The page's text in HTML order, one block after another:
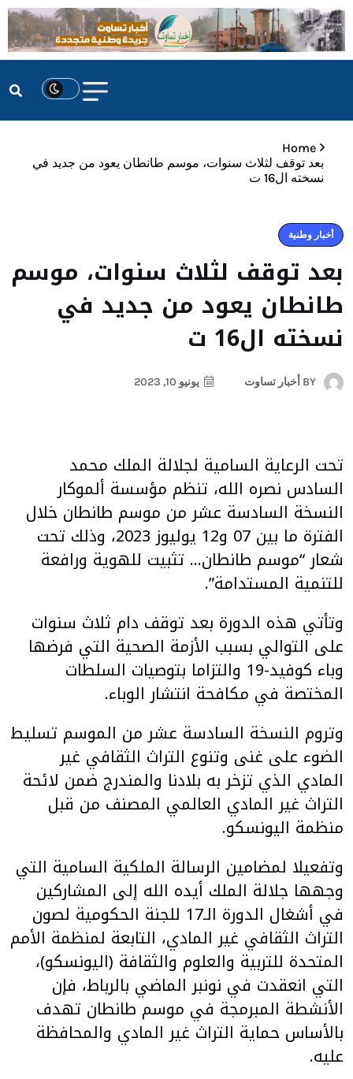
Home
بعد توقف لثلاث سنوات، موسم طانطان يعود من جديد في
نسخته ال16 ت
أخبار وطنية
بعد توقف لثلاث سنوات، موسم
طانطان يعود من جديد في
نسخته ال16 ت
BY أخبار تساوت يونيو 10, 2023
تحت الرعاية السامية لجلالة الملك محمد
السادس نصره الله، تنظم مؤسسة ألموكار
النسخة السادسة عشر من موسم طانطان خلال
الفترة ما بين 07 و12 يوليوز 2023، وذلك تحت
شعار “موسم طانطان… تثبيت للهوية ورافعة
للتنمية المستدامة”.
وتأتي هذه الدورة بعد توقف دام ثلاث سنوات
على التوالي بسبب الأزمة الصحية التي فرضها
وباء كوفيد-19 والتزاما بتوصيات السلطات
المختصة في مكافحة انتشار الوباء.
وتروم النسخة السادسة عشر من الموسم تسليط
الضوء على غنى وتنوع التراث الثقافي غير
المادي الذي تزخر به بلادنا والمندرج ضمن لائحة
التراث غير المادي العالمي المصنف من قبل
منظمة اليونسكو.
وتفعيلا لمضامين الرسالة الملكية السامية التي
وجهها جلالة الملك أيده الله إلى المشاركين
في أشغال الدورة الـ17 للجنة الحكومية لصون
التراث الثقافي غير المادي، التابعة لمنظمة الأمم
المتحدة للتربية والعلوم والثقافة (اليونسكو)،
التي انعقدت في نونبر الماضي بالرباط، فإن
الأنشطة المبرمجة في موسم طانطان تهدف
بالأساس حماية التراث غير المادي والمحافظة
عليه.